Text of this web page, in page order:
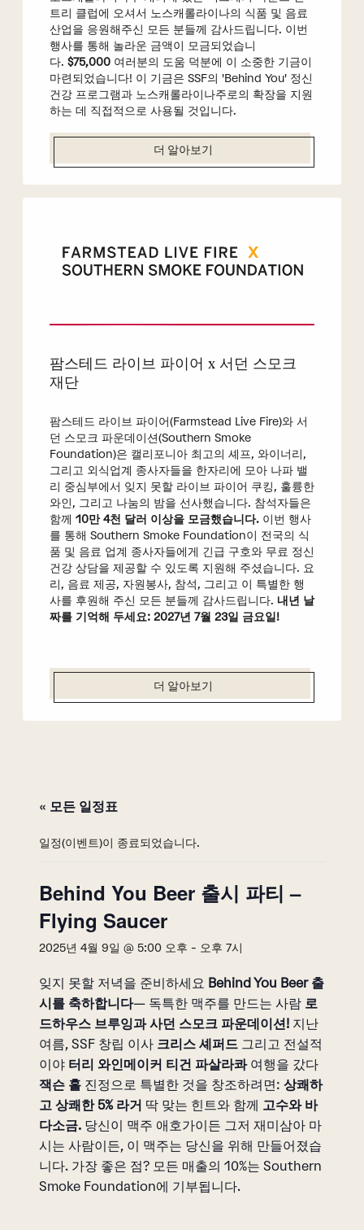
트리 클럽에 오셔서 노스캐롤라이나의 식품 및 음료
산업을 응원해주신 모든 분들께 감사드립니다. 이번
행사를 통해 놀라운 금액이 모금되었습니
다. $75,000 여러분의 도움 덕분에 이 소중한 기금이
마련되었습니다! 이 기금은 SSF의 'Behind You' 정신
건강 프로그램과 노스캐롤라이나주로의 확장을 지원
하는 데 직접적으로 사용될 것입니다.
더 알아보기
팜스테드 라이브 파이어 x 서던 스모크
재단
팜스테드 라이브 파이어(Farmstead Live Fire)와 서
던 스모크 파운데이션(Southern Smoke
Foundation)은 캘리포니아 최고의 셰프, 와이너리,
그리고 외식업계 종사자들을 한자리에 모아 나파 밸
리 중심부에서 잊지 못할 라이브 파이어 쿠킹, 훌륭한
와인, 그리고 나눔의 밤을 선사했습니다. 참석자들은
함께 10만 4천 달러 이상을 모금했습니다.이번 행사
를 통해 Southern Smoke Foundation이 전국의 식
품 및 음료 업계 종사자들에게 긴급 구호와 무료 정신
건강 상담을 제공할 수 있도록 지원해 주셨습니다. 요
리, 음료 제공, 자원봉사, 참석, 그리고 이 특별한 행
사를 후원해 주신 모든 분들께 감사드립니다. 내년 날
짜를 기억해 두세요: 2027년 7월 23일 금요일!
더 알아보기
« 모든 일정표
일정(이벤트)이 종료되었습니다.
Behind You Beer 출시 파티 –
Flying Saucer
2025년 4월 9일 @ 5:00 오후 - 오후 7시
잊지 못할 저녁을 준비하세요 Behind You Beer 출
시를 축하합니다— 독특한 맥주를 만드는 사람 로
드하우스 브루잉과 사던 스모크 파운데이션! 지난
여름, SSF 창립 이사 크리스 셰퍼드 그리고 전설적
이야 터리 와인메이커 티건 파살라콰여행을 갔다
잭슨 홀 진정으로 특별한 것을 창조하려면: 상쾌하
고 상쾌한 5% 라거 딱 맞는 힌트와 함께 고수와 바
다소금. 당신이 맥주 애호가이든 그저 재미삼아 마
시는 사람이든, 이 맥주는 당신을 위해 만들어졌습
니다. 가장 좋은 점? 모든 매출의 10%는 Southern
Smoke Foundation에 기부됩니다.